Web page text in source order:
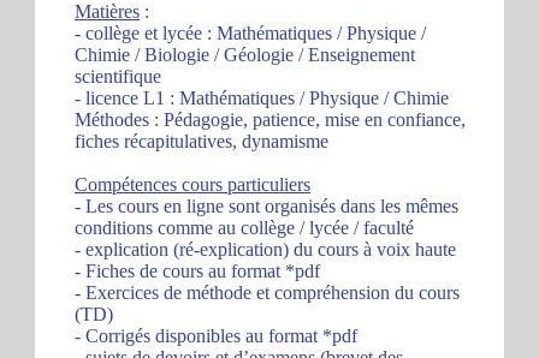
Matières :
- collège et lycée : Mathématiques / Physique /
Chimie / Biologie / Géologie / Enseignement
scientifique
- licence L1 : Mathématiques / Physique / Chimie
Méthodes : Pédagogie, patience, mise en confiance,
fiches récapitulatives, dynamisme
Compétences cours particuliers
- Les cours en ligne sont organisés dans les mêmes
conditions comme au collège / lycée / faculté
- explication (ré-explication) du cours à voix haute
- Fiches de cours au format *pdf
- Exercices de méthode et compréhension du cours
(TD)
- Corrigés disponibles au format *pdf